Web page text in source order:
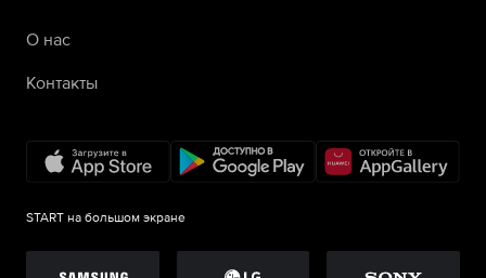
О нас
Контакты
START на большом экране